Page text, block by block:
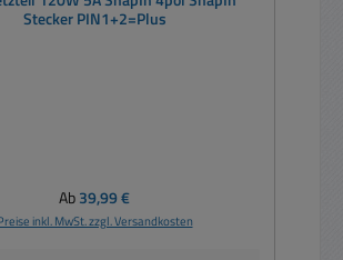
Stecker PIN1+2=Plus
Regulärer Preis:
Ab39,99 €
inkl. MwSt. zzgl. Versandkosten